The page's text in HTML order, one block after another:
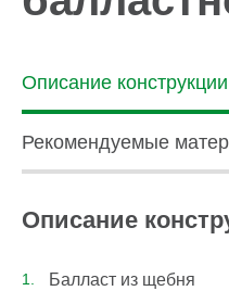
Описание конструкции
Рекомендуемые
Описание
Балласт из щебня